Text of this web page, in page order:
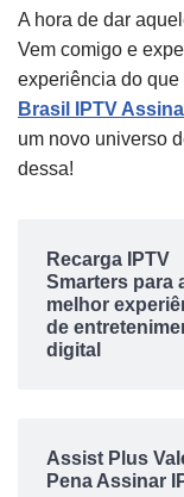
A hora de dar
Vem comigo e
experiência do que
Brasil IPTV
um novo universo
dessa!
Recarga IPTV
Smarters para
melhor
de
digital
Assist Plus
Pena Assinar